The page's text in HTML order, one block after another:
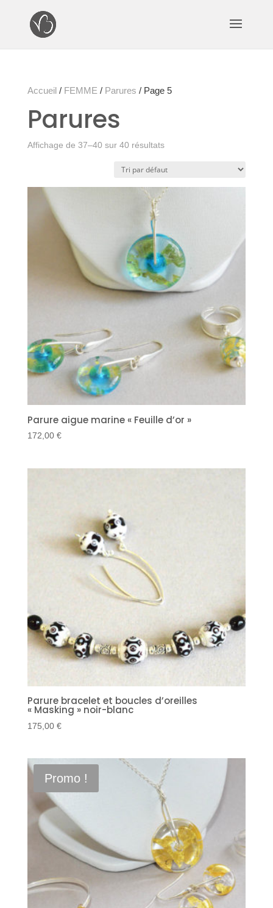
Accueil/ FEMME / Parures / Page 5
Parures
Affichage de 37–40 sur 40 résultats
Parure aigue marine « Feuille d’or »
172,00 €
Parure bracelet et boucles d’oreilles
« Masking » noir-blanc
175,00 €
Promo !